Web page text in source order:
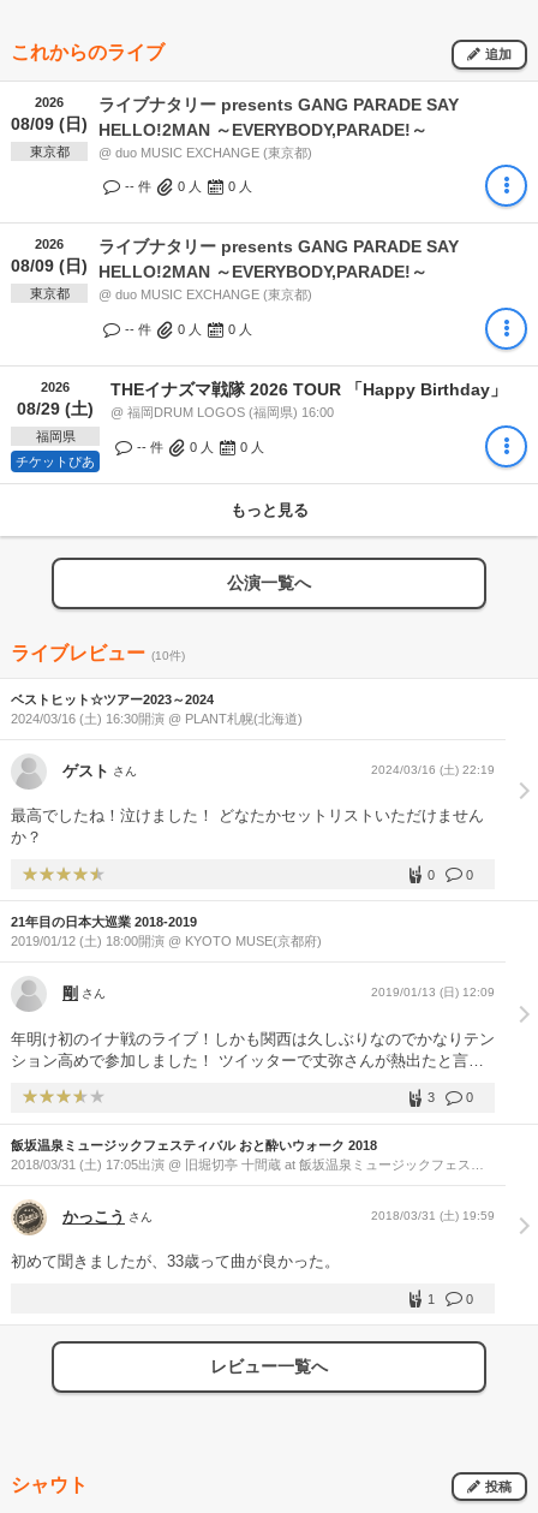
これからのライブ 追加
2026
08/09 (日)
東京都
ライブナタリー presents GANG PARADE SAY
HELLO!2MAN ～EVERYBODY,PARADE!～
@ duo MUSIC EXCHANGE (東京都)
-- 件 0 人 0 人
2026
08/09 (日)
東京都
ライブナタリー presents GANG PARADE SAY
HELLO!2MAN ～EVERYBODY,PARADE!～
@ duo MUSIC EXCHANGE (東京都)
-- 件 0 人 0 人
2026
08/29 (土)
福岡県
チケットぴあ
THEイナズマ戦隊 2026 TOUR 「Happy Birthday」
@ 福岡DRUM LOGOS (福岡県) 16:00
-- 件 0 人 0 人
もっと見る
公演一覧へ
ライブレビュー (10件)
ベストヒット☆ツアー2023～2024
2024/03/16 (土) 16:30開演 @ PLANT札幌(北海道)
ゲスト さん 2024/03/16 (土) 22:19
最高でしたね！泣けました！ どなたかセットリストいただけません
か？
0
0
21年目の日本大巡業 2018-2019
2019/01/12 (土) 18:00開演 @ KYOTO MUSE(京都府)
剛 さん 2019/01/13 (日) 12:09
年明け初のイナ戦のライブ！しかも関西は久しぶりなのでかなりテン
ション高めで参加しました！ ツイッターで丈弥さんが熱出たと言っ
歌から始まり、乱男無頼などをやり、なかなかMCしないなーと思っ
ていたら7曲目までほぼMCなし！やはり喋るのしんどいのかと思っ
たらまだ夢を見てるが終わったら、ずっと喋りたかってん！！と10
分くらいMC笑 ただいつもと違ってなぜか空回ったウザめのテンショ
ンで周りのお客さんもどうした？みたいな雰囲気になることもありま
したが、ニューアルバムI love Uから全曲演奏したいいライブでし
た！ あ、最後にみなさん、アンコールの掛け声は「ナンバーワ
ン！」ではなく素直に「アンコール！」と言いましょう！イナ戦のメ
0
3
飯坂温泉ミュージックフェスティバル おと酔いウォーク 2018
2018/03/31 (土) 17:05出演 @ 旧堀切亭 十間蔵 at 飯坂温泉ミュージックフェステ
ィバル おと酔いウォーク 2018会場(福島県)
かっこう さん 2018/03/31 (土) 19:59
初めて聞きましたが、33歳って曲が良かった。
0
1
レビュー一覧へ
シャウト 投稿